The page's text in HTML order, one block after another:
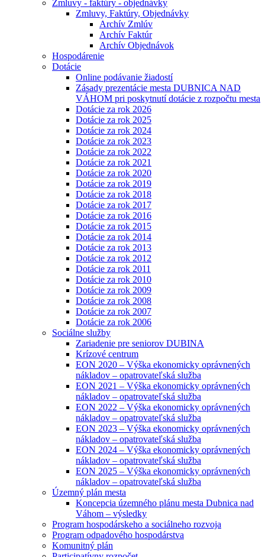
Zmluvy - faktúry - objednávky
Zmluvy, Faktúry, Objednávky
Archív Zmlúv
Archív Faktúr
Archív Objednávok
Hospodárenie
Dotácie
Online podávanie žiadostí
Zásady prezentácie mesta DUBNICA NAD
VÁHOM pri poskytnutí dotácie z rozpočtu mesta
Dotácie za rok 2026
Dotácie za rok 2025
Dotácie za rok 2024
Dotácie za rok 2023
Dotácie za rok 2022
Dotácie za rok 2021
Dotácie za rok 2020
Dotácie za rok 2019
Dotácie za rok 2018
Dotácie za rok 2017
Dotácie za rok 2016
Dotácie za rok 2015
Dotácie za rok 2014
Dotácie za rok 2013
Dotácie za rok 2012
Dotácie za rok 2011
Dotácie za rok 2010
Dotácie za rok 2009
Dotácie za rok 2008
Dotácie za rok 2007
Dotácie za rok 2006
Sociálne služby
Zariadenie pre seniorov DUBINA
Krízové centrum
EON 2020 – Výška ekonomicky oprávnených
nákladov – opatrovateľská služba
EON 2021 – Výška ekonomicky oprávnených
nákladov – opatrovateľská služba
EON 2022 – Výška ekonomicky oprávnených
nákladov – opatrovateľská služba
EON 2023 – Výška ekonomicky oprávnených
nákladov – opatrovateľská služba
EON 2024 – Výška ekonomicky oprávnených
nákladov – opatrovateľská služba
EON 2025 – Výška ekonomicky oprávnených
nákladov – opatrovateľská služba
Územný plán mesta
Koncepcia územného plánu mesta Dubnica nad
Váhom – výsledky
Program hospodárskeho a sociálneho rozvoja
Program odpadového hospodárstva
Komunitný plán